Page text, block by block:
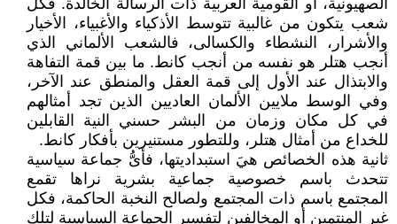
الصهيونية، أو القومية العربية ذات الرسالة الخالدة. فكل
شعب يتكون من غالبية تتوسط الأذكياء والأغبياء، الأخيار
والأشرار، النشطاء والكسالى، فالشعب الألماني الذي
أنجب هتلر هو نفسه من أنجب كانط. ما بين قمة التفاهة
والابتذال عند الأول إلى قمة العقل والمنطق عند الآخر،
وفي الوسط ملايين الألمان العاديين الذين تجد أمثالهم
في كل مكان وزمان من البشر حسني النية القابلين
للخداع من أمثال هتلر، وللتطور مستنيرين بأفكار كانط.
ثانية هذه الخصائص هيَ استبداديتها، فأىُّ جماعة سياسية
تتحدث باسم خصوصية جماعية بشرية نراها تقمع
المجتمع باسم ذات المجتمع ولصالح النخبة الحاكمة، فكل
غير المنتمين أو المخالفين لتفسير الجماعة السياسية لتلك